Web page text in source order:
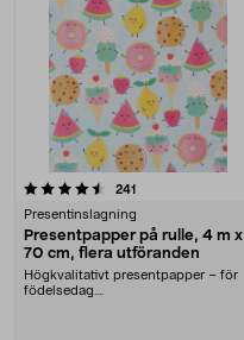
241
Presentinslagning
Presentpapper på rulle, 4 m x
70 cm, flera utföranden
Högkvalitativt presentpapper – för
födelsedag....
4.5 av 5 stjärnor